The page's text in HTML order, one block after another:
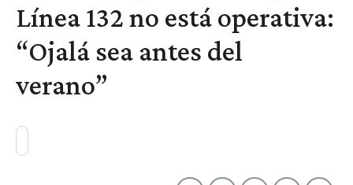
Línea 132 no está operativa:
“Ojalá sea antes del
verano”